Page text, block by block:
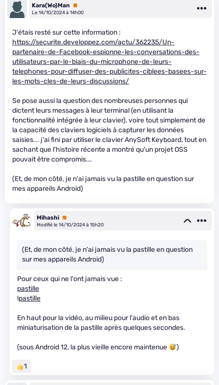
Kara(Wo)Man
Premium
Le 14/10/2024 à 14h00
J'étais resté sur cette information :
https://securite.developpez.com/actu/362235/Un-
partenaire-de-Facebook-espionne-les-conversations-des-
utilisateurs-par-le-biais-du-microphone-de-leurs-
telephones-pour-diffuser-des-publicites-ciblees-basees-sur-
les-mots-cles-de-leurs-discussions/
Se pose aussi la question des nombreuses personnes qui
dictent leurs messages à leur terminal (en utilisant la
fonctionnalité intégrée à leur clavier), voire tout simplement de
la capacité des claviers logiciels à capturer les données
saisies... j'ai fini par utiliser le clavier AnySoft Keyboard, tout en
sachant que l'histoire récente a montré qu'un projet OSS
pouvait être compromis...
(Et, de mon côté, je n'ai jamais vu la pastille en question sur
mes appareils Android)
Mihashi Premium
Modifié le 14/10/2024 à 15h20
(Et, de mon côté, je n'ai jamais vu la pastille en question
sur mes appareils Android)
Pour ceux qui ne l'ont jamais vue :
pastille
!pastille
En haut pour la vidéo, au milieu pour l'audio et en bas
miniaturisation de la pastille après quelques secondes.
(sous Android 12, la plus vieille encore maintenue )
1